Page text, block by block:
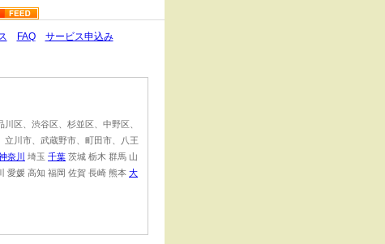
FAQ
サービス申込み
区、渋谷区、杉並区、中野区、
川市、武蔵野市、町田市、八王
奈川 埼玉 千葉 茨城 栃木 群馬 山
愛媛 高知 福岡 佐賀 長崎 熊本 大